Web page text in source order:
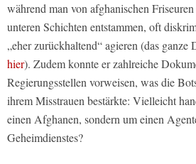
während man von afghanischen
unteren Schichten entstammen, oft
„eher zurückhaltend“ agieren (das ganze
hier). Zudem konnte er zahlreiche
Regierungsstellen vorweisen, was die
ihrem Misstrauen bestärkte: Vielleicht
einen Afghanen, sondern um einen
Geheimdienstes?